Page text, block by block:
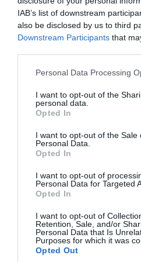
IAB’s list of downstream
also be disclosed by us to third
Downstream Participants that
Personal Data Processing
I want to opt-out of the
personal data.
Opted In
I want to opt-out of the Sale
Personal Data.
Opted In
I want to opt-out of
Personal Data for Targeted
Opted In
I want to opt-out of
Retention, Sale, and/or
Personal Data that Is
Purposes for which it was
Opted Out
Andrea Kronvall
LIBERAL
Norrtälje visar
klarar grundskolan
LIBERAL
Dags att ge Rimbo
Robert Beronius
Kultur/Nöje